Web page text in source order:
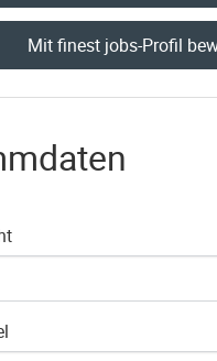
Mit finest jobs-Profil